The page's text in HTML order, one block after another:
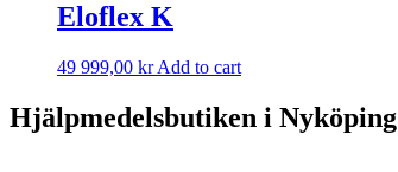
Eloflex K
49 999,00 kr Add to cart
Hjälpmedelsbutiken i Nyköping